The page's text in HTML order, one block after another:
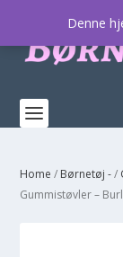
Home / Børnetøj -/
Gummistøvler –
Denne